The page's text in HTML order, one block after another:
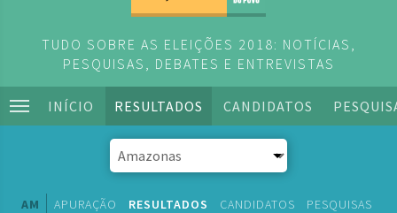
TUDO SOBRE AS ELEIÇÕES 2018: NOTÍCIAS,
PESQUISAS, DEBATES E ENTREVISTAS
INÍCIO RESULTADOS CANDIDATOS
AM APURAÇÃO RESULTADOS CANDIDATOS PESQUISAS